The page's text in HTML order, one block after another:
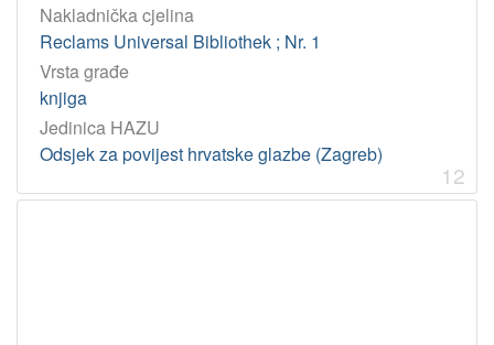
Nakladnička cjelina
Reclams Universal Bibliothek ; Nr. 1
Vrsta građe
knjiga
Jedinica HAZU
Odsjek za povijest hrvatske glazbe (Zagreb)
12